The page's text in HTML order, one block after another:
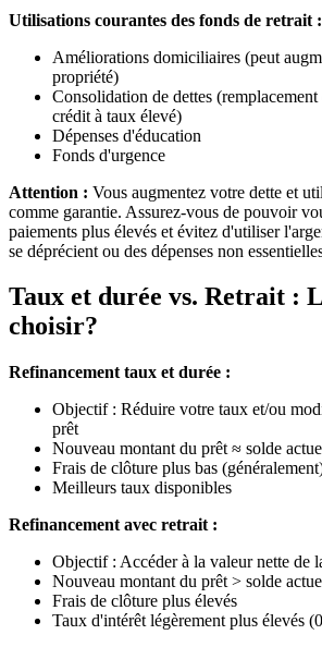
Utilisations courantes des fonds de retrait :
Améliorations domiciliaires (peut
propriété)
Consolidation de dettes (remplacement
crédit à taux élevé)
Dépenses d'éducation
Fonds d'urgence
Attention : Vous augmentez votre dette et
comme garantie. Assurez-vous de pouvoir
paiements plus élevés et évitez d'utiliser
se déprécient ou des dépenses non
Taux et durée vs. Retrait :
choisir?
Refinancement taux et durée :
Objectif : Réduire votre taux et/ou
prêt
Nouveau montant du prêt ≈ solde
Frais de clôture plus bas
Meilleurs taux disponibles
Refinancement avec retrait :
Objectif : Accéder à la valeur nette de
Nouveau montant du prêt > solde
Frais de clôture plus élevés
Taux d'intérêt légèrement plus élevés